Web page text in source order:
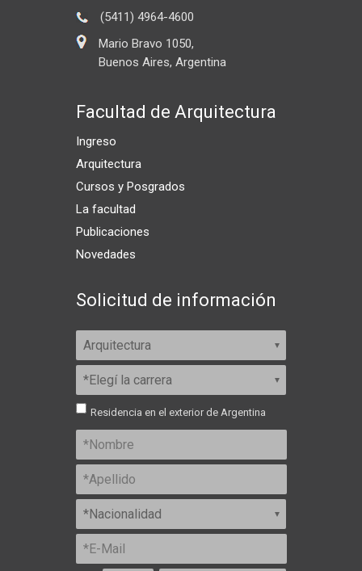
(5411) 4964-4600
Mario Bravo 1050,
Buenos Aires, Argentina
Facultad de Arquitectura
Ingreso
Arquitectura
Cursos y Posgrados
La facultad
Publicaciones
Novedades
Solicitud de información
Residencia en el exterior de Argentina